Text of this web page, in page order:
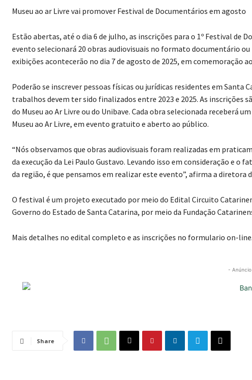
Museu ao ar Livre vai promover Festival de Documentários em agosto
Estão abertas, até o dia 6 de julho, as inscrições para o 1º Festival de
evento selecionará 20 obras audiovisuais no formato documentário
exibições acontecerão no dia 7 de agosto de 2025, em comemoração
Poderão se inscrever pessoas físicas ou jurídicas residentes em
trabalhos devem ter sido finalizados entre 2023 e 2025. As
do Museu ao Ar Livre ou do Unibave. Cada obra selecionada receberá
Museu ao Ar Livre, em evento gratuito e aberto ao público.
“Nós observamos que obras audiovisuais foram realizadas em
da execução da Lei Paulo Gustavo. Levando isso em consideração e o
da região, é que pensamos em realizar este evento”, afirma a diretora
O festival é um projeto executado por meio do Edital Circuito
Governo do Estado de Santa Catarina, por meio da Fundação
Mais detalhes no edital completo e as inscrições no formulario on-line.
-
Share